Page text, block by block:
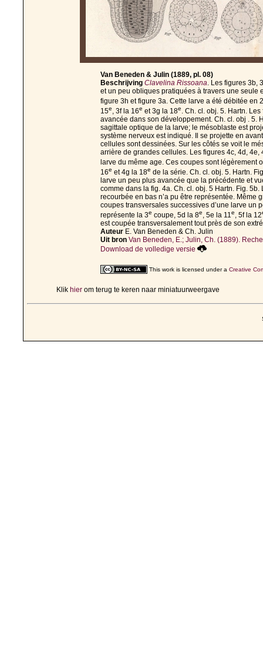
Van Beneden & Julin (1889, pl. 08)
Beschrijving Clavelina Rissoana. Les figures 3b,
et un peu obliques pratiquées à travers une seule
figure 3h et figure 3a. Cette larve a été débitée en
15e, 3f la 16e et 3g la 18e. Ch. cl. obj. 5. Hartn.
avancée dans son développement. Ch. cl. obj . 5.
sagittale optique de la larve; le mésoblaste est
système nerveux est indiqué. Il se projette en
cellules sont dessinées. Sur les côtés se voit le
arrière de grandes cellules. Les figures 4c, 4d,
larve du même age. Ces coupes sont légèrement
16e et 4g la 18e de la série. Ch. cl. obj. 5. Hartn.
larve un peu plus avancée que la précédente et
comme dans la fig. 4a. Ch. cl. obj. 5 Hartn. Fig.
recourbée en bas n’a pu être représentée. Même
coupes transversales successives d’une larve un
représente la 3e coupe, 5d la 8e, 5e la 11e, 5f la 12
est coupée transversalement tout près de son
Auteur E. Van Beneden & Ch. Julin
Uit bron Van Beneden, E.; Julin, Ch. (1889).
Download de volledige versie
This work is licensed under a Creative
Klik hier om terug te keren naar miniatuurweergave